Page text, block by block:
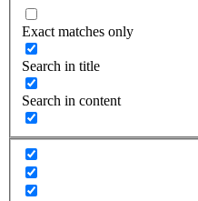
Exact matches only
Search in title
Search in content